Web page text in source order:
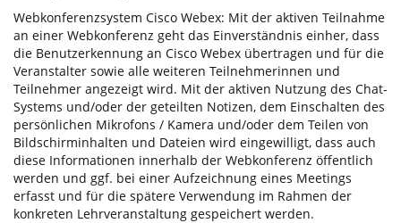
Webkonferenzsystem Cisco Webex: Mit der aktiven Teilnahme
an einer Webkonferenz geht das Einverständnis einher, dass
die Benutzerkennung an Cisco Webex übertragen und für die
Veranstalter sowie alle weiteren Teilnehmerinnen und
Teilnehmer angezeigt wird. Mit der aktiven Nutzung des Chat-
Systems und/oder der geteilten Notizen, dem Einschalten des
persönlichen Mikrofons / Kamera und/oder dem Teilen von
Bildschirminhalten und Dateien wird eingewilligt, dass auch
diese Informationen innerhalb der Webkonferenz öffentlich
werden und ggf. bei einer Aufzeichnung eines Meetings
erfasst und für die spätere Verwendung im Rahmen der
konkreten Lehrveranstaltung gespeichert werden.